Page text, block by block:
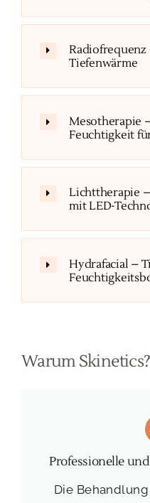
Tiefenwärme
Mesotherapie
Feuchtigkeit
Lichttherapie
mit LED-
Hydrafacial –
Warum Skinetics?
Professionelle
Die